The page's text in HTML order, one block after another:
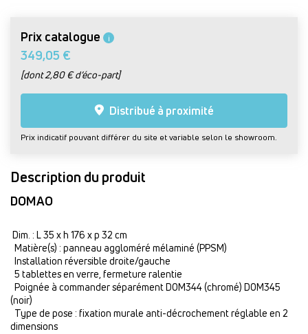
Prix catalogue i
349,05 €
[dont 2,80 € d’éco-part]
Distribué à proximité
Prix indicatif pouvant différer du site et variable selon le showroom.
Description du produit
DOMAO
Dim. : L 35 x h 176 x p 32 cm
Matière(s) : panneau aggloméré mélaminé (PPSM)
Installation réversible droite/gauche
5 tablettes en verre, fermeture ralentie
Poignée à commander séparément DOM344 (chromé) DOM345
(noir)
Type de pose : fixation murale anti-décrochement réglable en 2
dimensions